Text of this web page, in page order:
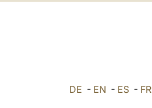
DE - EN - ES - FR